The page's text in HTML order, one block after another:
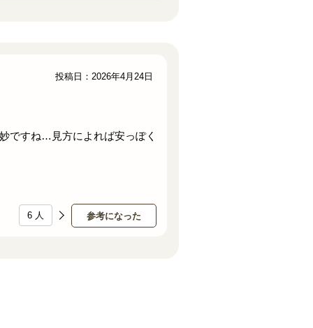
ですね…見方によれば安っぽく
参考になった
6 人
投稿日：2026年4月24日